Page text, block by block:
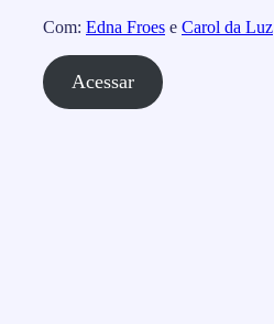
Com: Edna Froes e Carol da Luz
Acessar